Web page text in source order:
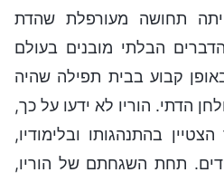
תחושה מעורפלת שהדת
הבלתי מובנים בעולם
קבוע בבית תפילה שהיה
הדתי. הוריו לא ידעו על כך,
בהתנהגותו ובלימודיו,
תחת השגחתם של הוריו,